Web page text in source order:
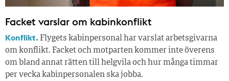
Facket varslar om kabinkonflikt
Konflikt. Flygets kabinpersonal har varslat arbetsgivarna
om konflikt. Facket och motparten kommer inte överens
om bland annat rätten till helgvila och hur många timmar
per vecka kabinpersonalen ska jobba.